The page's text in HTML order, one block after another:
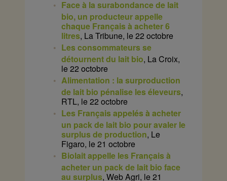
Face à la surabondance de lait
bio, un producteur appelle
chaque Français à acheter 6
litres, La Tribune, le 22 octobre
Les consommateurs se
détournent du lait bio, La Croix,
le 22 octobre
Alimentation : la surproduction
de lait bio pénalise les éleveurs,
RTL, le 22 octobre
Les Français appelés à acheter
un pack de lait bio pour avaler le
surplus de production, Le
Figaro, le 21 octobre
Biolait appelle les Français à
acheter un pack de lait bio face
au surplus, Web Agri, le 21